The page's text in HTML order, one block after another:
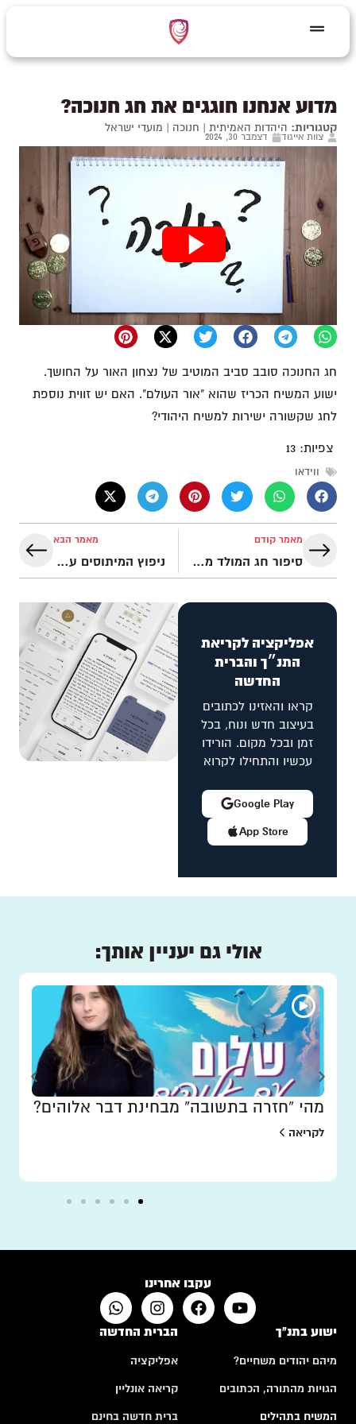
מדוע אנחנו חוגגים את חג חנוכה?
קטגוריות: היהדות האמיתית | חנוכה | מועדי ישראל
צוות אייגוד דצמבר 30, 2024
חג החנוכה סובב סביב המוטיב של נצחון האור על החושך.
ישוע המשיח הכריז שהוא "אור העולם". האם יש זווית נוספת
לחג שקשורה ישירות למשיח היהודי?
צפיות: 13
ווידאו
מאמר קודם
סיפור חג המולד מסתתר במסורות חז׳׳ל! | iGod פודקאסט
מאמר הבא
ניפוץ המיתוסים על הברית החדשה – פרק 3
אפליקציה לקריאת
התנ״ך והברית
החדשה
קראו והאזינו לכתובים
בעיצוב חדש ונוח, בכל
זמן ובכל מקום. הורידו
עכשיו והתחילו לקרוא
App Store
Google Play
אולי גם יעניין אותך:
מהי “חזרה בתשובה” מבחינת דבר אלוהים?
לקריאה
עקבו אחרינו
ישוע בתנ"ך
מיהם יהודים משחיים?
הגויות מהתורה, הכתובים
המשיח בתהילים
הברית החדשה
אפליקציה
קריאה אונליין
ברית חדשה בחינם